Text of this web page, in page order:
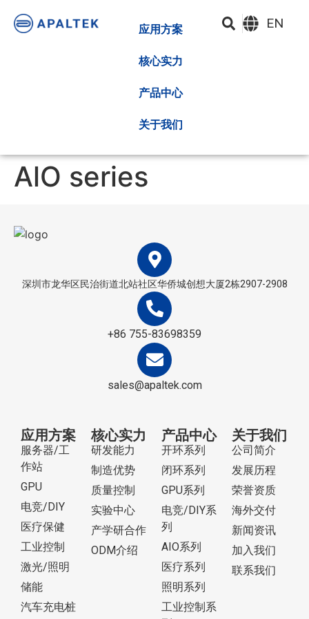
应用方案
核心实力
产品中心
关于我们
EN
AlO series
深圳市龙华区民治街道北站社区华侨城创想大厦2栋2907-2908
+86 755-83698359
sales@apaltek.com
应用方案
服务器/工
作站
GPU
电竞/DIY
医疗保健
工业控制
激光/照明
储能
汽车充电桩
核心实力
研发能力
制造优势
质量控制
实验中心
产学研合作
ODM介绍
产品中心
开环系列
闭环系列
GPU系列
电竞/DIY系
列
AIO系列
医疗系列
照明系列
工业控制系
关于我们
公司简介
发展历程
荣誉资质
海外交付
新闻资讯
加入我们
联系我们